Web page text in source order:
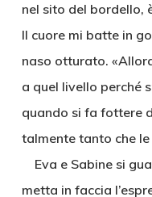
nel sito del bordello,
Il cuore mi batte in
naso otturato.
a quel livello perché
quando si fa fottere
talmente tanto che
Eva e Sabine si
metta in faccia